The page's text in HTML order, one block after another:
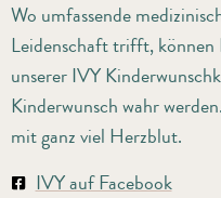
Wo umfassende
Leidenschaft trifft, können
unserer IVY
Kinderwunsch wahr
mit ganz viel Herzblut.
IVY auf Facebook